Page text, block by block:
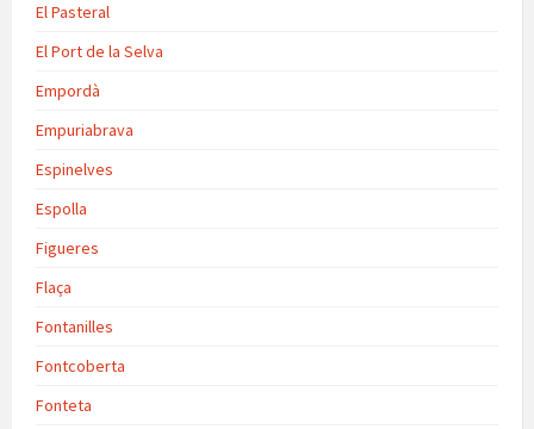
El Pasteral
El Port de la Selva
Empordà
Empuriabrava
Espinelves
Espolla
Figueres
Flaça
Fontanilles
Fontcoberta
Fonteta